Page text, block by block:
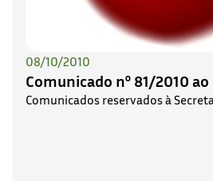
08/10/2010
Comunicado nº 81/2010
Comunicados reservados à